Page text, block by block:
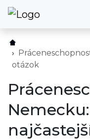
Služby
O nás
Blog
Kontakt
otázok